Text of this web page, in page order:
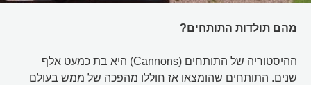
מהם תולדות התותחים?
ההיסטוריה של התותחים (Cannons) היא בת כמעט אלף
שנים. התותחים שהומצאו אז חוללו מהפכה של ממש בעולם